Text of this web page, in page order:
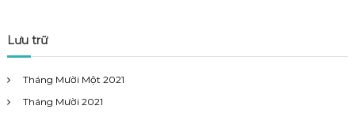
Lưu trữ
Tháng Mười Một 2021
Tháng Mười 2021